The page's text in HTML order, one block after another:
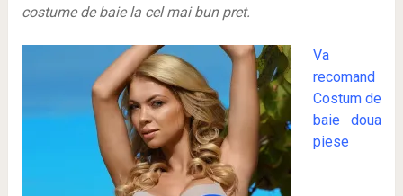
costume de baie la cel mai bun pret.
Va
recomand
Costum de
baie doua
piese